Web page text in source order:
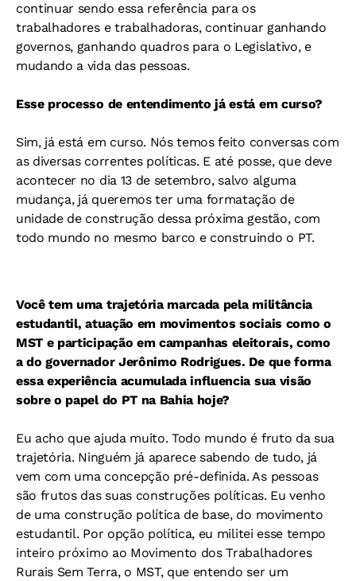
continuar sendo essa referência para os
trabalhadores e trabalhadoras, continuar ganhando
governos, ganhando quadros para o Legislativo, e
mudando a vida das pessoas.
Esse processo de entendimento já está em curso?
Sim, já está em curso. Nós temos feito conversas com
as diversas correntes políticas. E até posse, que deve
acontecer no dia 13 de setembro, salvo alguma
mudança, já queremos ter uma formatação de
unidade de construção dessa próxima gestão, com
todo mundo no mesmo barco e construindo o PT.
Você tem uma trajetória marcada pela militância
estudantil, atuação em movimentos sociais como o
MST e participação em campanhas eleitorais, como
a do governador Jerônimo Rodrigues. De que forma
essa experiência acumulada influencia sua visão
sobre o papel do PT na Bahia hoje?
Eu acho que ajuda muito. Todo mundo é fruto da sua
trajetória. Ninguém já aparece sabendo de tudo, já
vem com uma concepção pré-definida. As pessoas
são frutos das suas construções políticas. Eu venho
de uma construção política de base, do movimento
estudantil. Por opção política, eu militei esse tempo
inteiro próximo ao Movimento dos Trabalhadores
Rurais Sem Terra, o MST, que entendo ser um